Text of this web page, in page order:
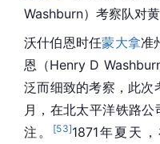
Washburn）考察队对
沃什伯恩时任蒙大拿准
恩（Henry D
泛而细致的考察，此次
月，在北太平洋铁路
注。
[53]1871年夏天